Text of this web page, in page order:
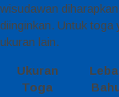
wisudawan
diinginkan. Untuk toga
ukuran lain.
Ukuran
Toga